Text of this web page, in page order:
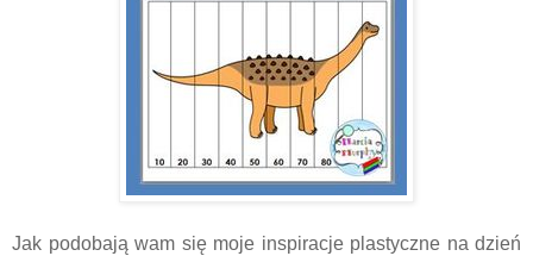
Jak podobają wam się moje inspiracje plastyczne na dzień